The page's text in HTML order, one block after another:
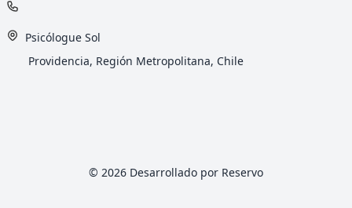
Psicólogue Sol
Providencia, Región Metropolitana, Chile
© 2026 Desarrollado por Reservo